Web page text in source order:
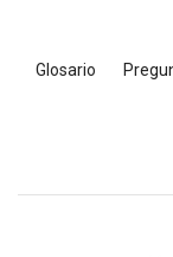
Glosario